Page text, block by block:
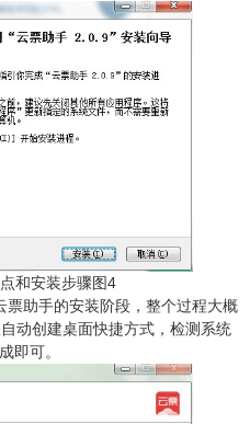
和安装步骤图4
助手的安装阶段，整个过程大概
动创建桌面快捷方式，检测系统
即可。